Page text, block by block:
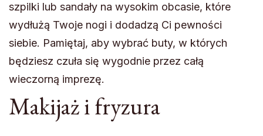
szpilki lub sandały na wysokim obcasie, które
wydłużą Twoje nogi i dodadzą Ci pewności
siebie. Pamiętaj, aby wybrać buty, w których
będziesz czuła się wygodnie przez całą
wieczorną imprezę.
Makijaż i fryzura